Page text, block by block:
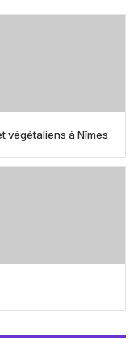
végétaliens à Nîmes